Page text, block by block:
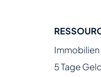
Immobilien
5 Tage